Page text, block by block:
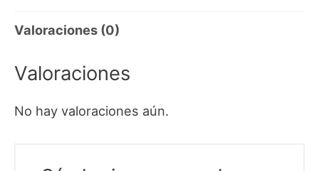
Valoraciones (0)
Valoraciones
No hay valoraciones aún.